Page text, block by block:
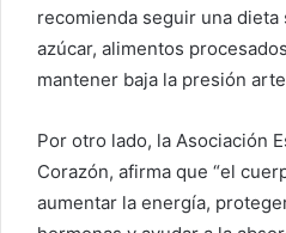
recomienda seguir una dieta
azúcar, alimentos
mantener baja la presión
Por otro lado, la Asociación
Corazón, afirma que “el
aumentar la energía,